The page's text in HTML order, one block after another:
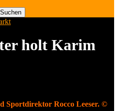
Suchen
holt Karim
Sportdirektor Rocco Leeser. ©